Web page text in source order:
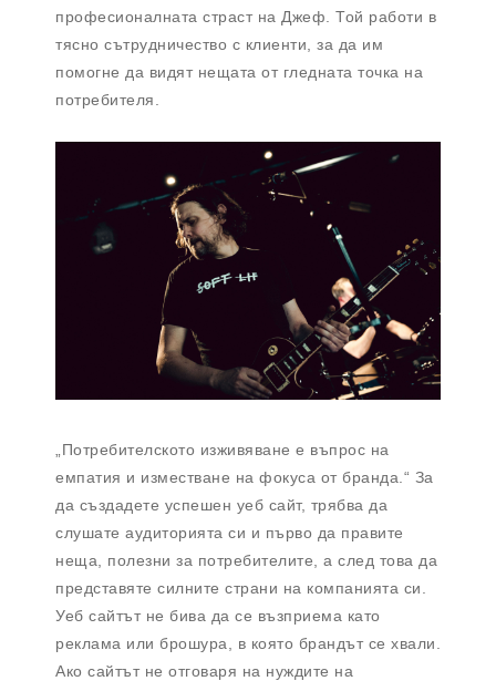
професионалната страст на Джеф. Той работи в
тясно сътрудничество с клиенти, за да им
помогне да видят нещата от гледната точка на
потребителя.
„Потребителското изживяване е въпрос на
емпатия и изместване на фокуса от бранда.“ За
да създадете успешен уеб сайт, трябва да
слушате аудиторията си и първо да правите
неща, полезни за потребителите, а след това да
представяте силните страни на компанията си.
Уеб сайтът не бива да се възприема като
реклама или брошура, в която брандът се хвали.
Ако сайтът не отговаря на нуждите на